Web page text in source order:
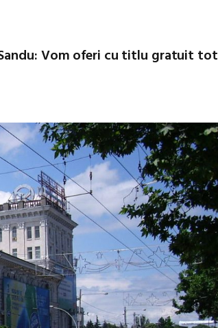
Vom oferi cu titlu gratuit tot